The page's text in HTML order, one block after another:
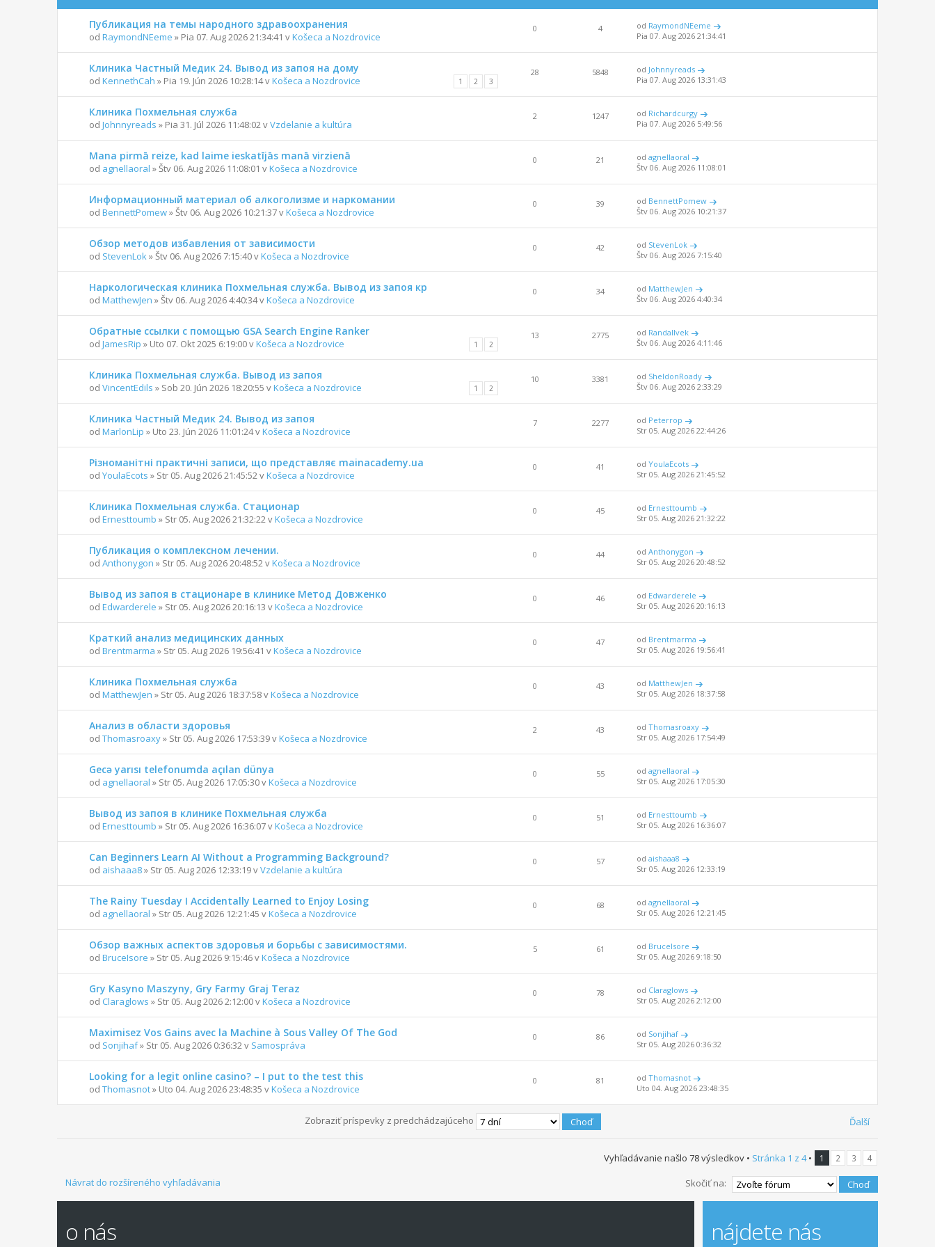
Публикация на темы народного здравоохранения
od RaymondNEeme » Pia 07. Aug 2026 21:34:41 vKošeca a Nozdrovice
0 4 od RaymondNEeme
Pia 07. Aug 2026 21:34:41
Клиника Частный Медик 24. Вывод из запоя на дому
1 2 3
od KennethCah » Pia 19. Jún 2026 10:28:14 vKošeca a Nozdrovice
28 5848 od Johnnyreads
Pia 07. Aug 2026 13:31:43
Клиника Похмельная служба
od Johnnyreads » Pia 31. Júl 2026 11:48:02 vVzdelanie a kultúra
2 1247 od Richardcurgy
Pia 07. Aug 2026 5:49:56
Mana pirmā reize, kad laime ieskatījās manā virzienā
od agnellaoral » Štv 06. Aug 2026 11:08:01 vKošeca a Nozdrovice
0 21 odagnellaoral
Štv 06. Aug 2026 11:08:01
Информационный материал об алкоголизме и наркомании
od BennettPomew» Štv 06. Aug 2026 10:21:37 vKošeca a Nozdrovice
0 39 od BennettPomew
Štv 06. Aug 2026 10:21:37
Обзор методов избавления от зависимости
od StevenLok » Štv 06. Aug 2026 7:15:40 vKošeca a Nozdrovice
0 42 od StevenLok
Štv 06. Aug 2026 7:15:40
Наркологическая клиника Похмельная служба. Вывод из запоя кр
od MatthewJen » Štv 06. Aug 2026 4:40:34 vKošeca a Nozdrovice
0 34 od MatthewJen
Štv 06. Aug 2026 4:40:34
Обратные ссылки с помощью GSA Search Engine Ranker
1 2
od JamesRip » Uto 07. Okt 2025 6:19:00 vKošeca a Nozdrovice
13 2775 od Randallvek
Štv 06. Aug 2026 4:11:46
Клиника Похмельная служба. Вывод из запоя
1 2
od VincentEdils » Sob 20. Jún 2026 18:20:55 vKošeca a Nozdrovice
10 3381 od SheldonRoady
Štv 06. Aug 2026 2:33:29
Клиника Частный Медик 24. Вывод из запоя
od MarlonLip » Uto 23. Jún 2026 11:01:24 vKošeca a Nozdrovice
7 2277 od Peterrop
Str 05. Aug 2026 22:44:26
Різноманітні практичні записи, що представляє mainacademy.ua
od YoulaEcots » Str 05. Aug 2026 21:45:52 vKošeca a Nozdrovice
0 41 odYoulaEcots
Str 05. Aug 2026 21:45:52
Клиника Похмельная служба. Стационар
od Ernesttoumb » Str 05. Aug 2026 21:32:22 vKošeca a Nozdrovice
0 45 od Ernesttoumb
Str 05. Aug 2026 21:32:22
Публикация о комплексном лечении.
od Anthonygon » Str 05. Aug 2026 20:48:52 vKošeca a Nozdrovice
0 44 odAnthonygon
Str 05. Aug 2026 20:48:52
Вывод из запоя в стационаре в клинике Метод Довженко
od Edwarderele » Str 05. Aug 2026 20:16:13 vKošeca a Nozdrovice
0 46 od Edwarderele
Str 05. Aug 2026 20:16:13
Краткий анализ медицинских данных
od Brentmarma » Str 05. Aug 2026 19:56:41 vKošeca a Nozdrovice
0 47 od Brentmarma
Str 05. Aug 2026 19:56:41
Клиника Похмельная служба
od MatthewJen » Str 05. Aug 2026 18:37:58 vKošeca a Nozdrovice
0 43 od MatthewJen
Str 05. Aug 2026 18:37:58
Анализ в области здоровья
od Thomasroaxy» Str 05. Aug 2026 17:53:39 vKošeca a Nozdrovice
2 43 odThomasroaxy
Str 05. Aug 2026 17:54:49
Gecə yarısı telefonumda açılan dünya
od agnellaoral » Str 05. Aug 2026 17:05:30 vKošeca a Nozdrovice
0 55 odagnellaoral
Str 05. Aug 2026 17:05:30
Вывод из запоя в клинике Похмельная служба
od Ernesttoumb » Str 05. Aug 2026 16:36:07 vKošeca a Nozdrovice
0 51 od Ernesttoumb
Str 05. Aug 2026 16:36:07
Can Beginners Learn AI Without a Programming Background?
od aishaaa8» Str 05. Aug 2026 12:33:19 vVzdelanie a kultúra
0 57 odaishaaa8
Str 05. Aug 2026 12:33:19
The Rainy Tuesday I Accidentally Learned to Enjoy Losing
od agnellaoral » Str 05. Aug 2026 12:21:45 vKošeca a Nozdrovice
0 68 odagnellaoral
Str 05. Aug 2026 12:21:45
Обзор важных аспектов здоровья и борьбы с зависимостями.
od BruceIsore » Str 05. Aug 2026 9:15:46 vKošeca a Nozdrovice
5 61 od BruceIsore
Str 05. Aug 2026 9:18:50
Gry Kasyno Maszyny, Gry Farmy Graj Teraz
od Claraglows » Str 05. Aug 2026 2:12:00 vKošeca a Nozdrovice
0 78 od Claraglows
Str 05. Aug 2026 2:12:00
Maximisez Vos Gains avec la Machine à Sous Valley Of The God
od Sonjihaf» Str 05. Aug 2026 0:36:32 v Samospráva
0 86 od Sonjihaf
Str 05. Aug 2026 0:36:32
Looking for a legit online casino? – I put to the test this
od Thomasnot» Uto 04. Aug 2026 23:48:35 vKošeca a Nozdrovice
0 81 odThomasnot
Uto 04. Aug 2026 23:48:35
Ďalší
Zobraziť príspevky z predchádzajúceho
Vyhľadávanie našlo 78 výsledkov • Stránka 1 z 4• 1 2 3 4
Návrat do rozšíreného vyhľadávania Skočiť na:
o nás nájdete nás